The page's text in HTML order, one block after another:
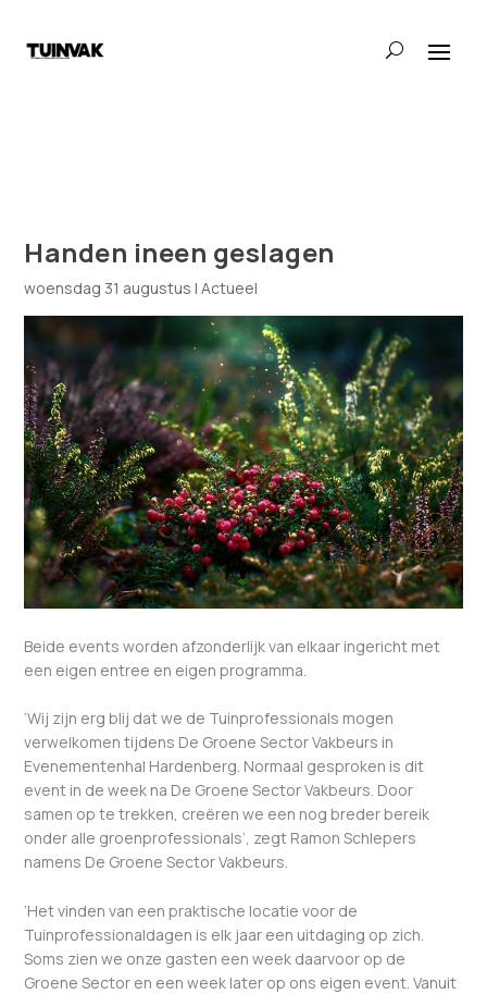
Handen ineen geslagen
woensdag 31 augustus |Actueel
Beide events worden afzonderlijk van elkaar ingericht met
een eigen entree en eigen programma.
‘Wij zijn erg blij dat we de Tuinprofessionals mogen
verwelkomen tijdens De Groene Sector Vakbeurs in
Evenementenhal Hardenberg. Normaal gesproken is dit
event in de week na De Groene Sector Vakbeurs. Door
samen op te trekken, creëren we een nog breder bereik
onder alle groenprofessionals’, zegt Ramon Schlepers
namens De Groene Sector Vakbeurs.
‘Het vinden van een praktische locatie voor de
Tuinprofessionaldagen is elk jaar een uitdaging op zich.
Soms zien we onze gasten een week daarvoor op de
Groene Sector en een week later op ons eigen event. Vanuit